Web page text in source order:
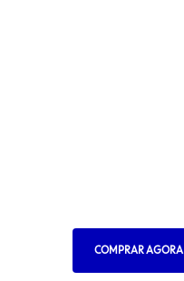
COMPRAR AGORA
Para Empresas